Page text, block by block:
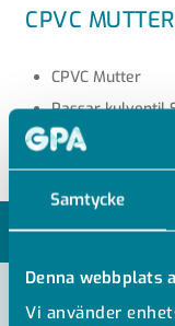
Samtycke
Denna webbplats
Vi använder
CPVC
CPVC Mutter
Passar kulventil
MODELLER